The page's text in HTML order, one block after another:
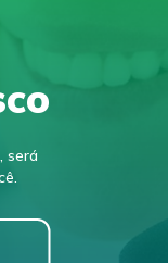
será